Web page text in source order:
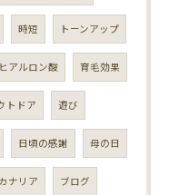
時短 トーンアップ
ヒアルロン酸 育毛効果
トドア 遊び
日頃の感謝 母の日
カナリア ブログ